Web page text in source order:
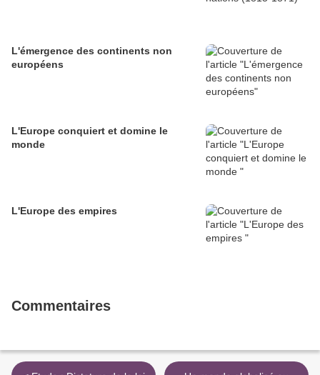
L'émergence des continents non
européens
L'Europe conquiert et domine le
monde
L'Europe des empires
Commentaires